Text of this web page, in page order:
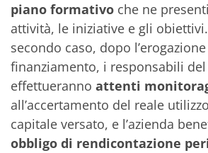
piano formativo che ne
attività, le iniziative e gli
secondo caso, dopo
finanziamento, i responsabili
effettueranno attenti
all’accertamento del reale
capitale versato, e l’azienda
obbligo di rendicontazione